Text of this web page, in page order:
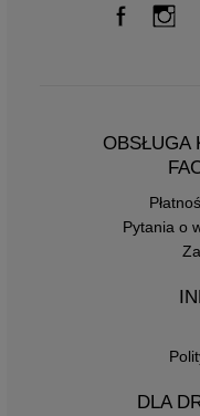
OBSŁUGA
Pytania o
DLA